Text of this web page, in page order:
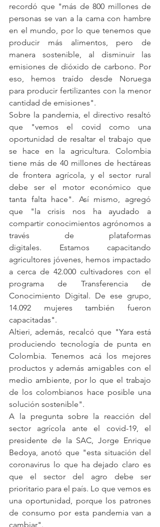
recordó que "más de 800 millones de
personas se van a la cama con hambre
en el mundo, por lo que tenemos que
producir más alimentos, pero de
manera sostenible, al disminuir las
emisiones de dióxido de carbono. Por
eso, hemos traído desde Noruega
para producir fertilizantes con la menor
cantidad de emisiones".
Sobre la pandemia, el directivo resaltó
que "vemos el covid como una
oportunidad de resaltar el trabajo que
se hace en la agricultura. Colombia
tiene más de 40 millones de hectáreas
de frontera agrícola, y el sector rural
debe ser el motor económico que
tanta falta hace". Así mismo, agregó
que "la crisis nos ha ayudado a
compartir conocimientos agrónomos a
través de plataformas
digitales. Estamos capacitando
agricultores jóvenes, hemos impactado
a cerca de 42.000 cultivadores con el
programa de Transferencia de
Conocimiento Digital. De ese grupo,
14.092 mujeres también fueron
capacitadas".
Altieri, además, recalcó que "Yara está
produciendo tecnología de punta en
Colombia. Tenemos acá los mejores
productos y además amigables con el
medio ambiente, por lo que el trabajo
de los colombianos hace posible una
solución sostenible".
A la pregunta sobre la reacción del
sector agrícola ante el covid-19, el
presidente de la SAC, Jorge Enrique
Bedoya, anotó que "esta situación del
coronavirus lo que ha dejado claro es
que el sector del agro debe ser
prioritario para el país. Lo que vemos es
una oportunidad, porque los patrones
de consumo por esta pandemia van a
cambiar".